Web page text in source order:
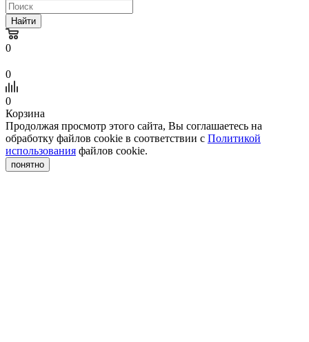
Найти
0
0
0
Корзина
Продолжая просмотр этого сайта, Вы соглашаетесь на
обработку файлов cookie в соответствии с Политикой
использования файлов cookie.
понятно